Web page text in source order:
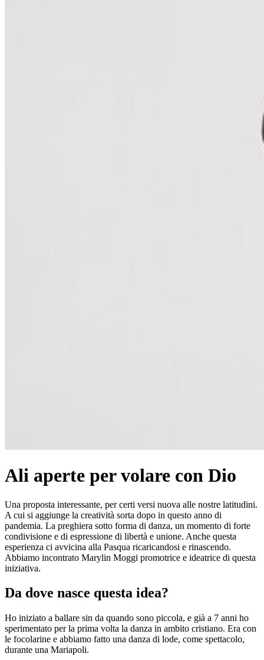
Ali aperte per volare con Dio
Una proposta interessante, per certi versi nuova alle nostre latitudini.
A cui si aggiunge la creatività sorta dopo in questo anno di
pandemia. La preghiera sotto forma di danza, un momento di forte
condivisione e di espressione di libertà e unione. Anche questa
esperienza ci avvicina alla Pasqua ricaricandosi e rinascendo.
Abbiamo incontrato Marylin Moggi promotrice e ideatrice di questa
iniziativa.
Da dove nasce questa idea?
Ho iniziato a ballare sin da quando sono piccola, e già a 7 anni ho
sperimentato per la prima volta la danza in ambito cristiano. Era con
le focolarine e abbiamo fatto una danza di lode, come spettacolo,
durante una Mariapoli.